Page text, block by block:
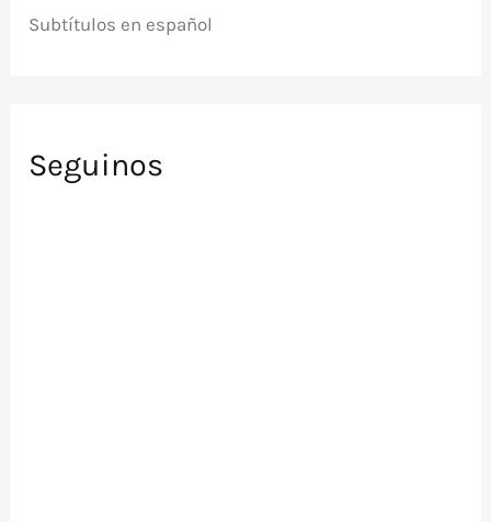
Subtítulos en español
Seguinos